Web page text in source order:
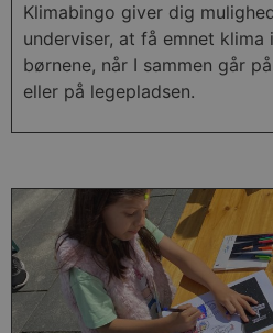
Klimabingo giver dig
underviser, at få emnet klima
børnene, når I sammen går
eller på legepladsen.